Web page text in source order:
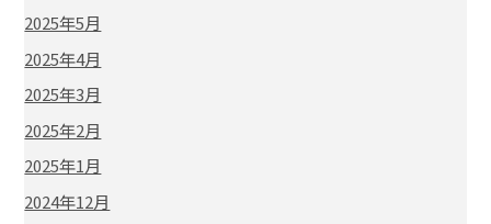
2025年5月
2025年4月
2025年3月
2025年2月
2025年1月
2024年12月